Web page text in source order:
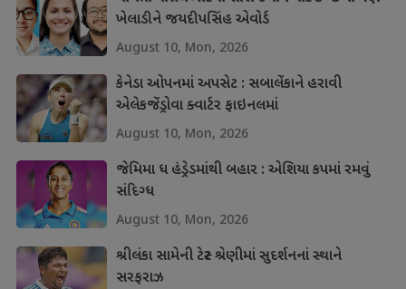
ખેલાડીને જયદીપસિંહ એવોર્ડ
August 10, Mon, 2026
કેનેડા ઓપનમાં અપસેટ : સબાલેંકાને હરાવી
એલેકજેંડ્રોવા ક્વાર્ટર ફાઇનલમાં
August 10, Mon, 2026
જેમિમા ધ હંડ્રેડમાંથી બહાર : એશિયા કપમાં રમવું
સંદિગ્ધ
August 10, Mon, 2026
શ્રીલંકા સામેની ટેસ્ટ શ્રેણીમાં સુદર્શનનાં સ્થાને
સરફરાઝ